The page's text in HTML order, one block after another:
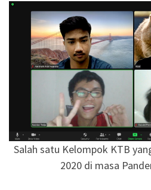
Salah satu Kelompok KTB
2020 di masa